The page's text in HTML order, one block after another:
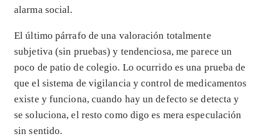
alarma social.
El último párrafo de una valoración totalmente
subjetiva (sin pruebas) y tendenciosa, me parece un
poco de patio de colegio. Lo ocurrido es una prueba de
que el sistema de vigilancia y control de medicamentos
existe y funciona, cuando hay un defecto se detecta y
se soluciona, el resto como digo es mera especulación
sin sentido.